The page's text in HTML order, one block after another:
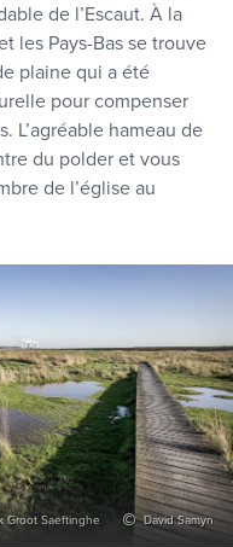
Groot Saeftinghe David Samyn
de l’Escaut. À la
les Pays-Bas se trouve
plaine qui a été
pour compenser
L’agréable hameau de
du polder et vous
de l’église au